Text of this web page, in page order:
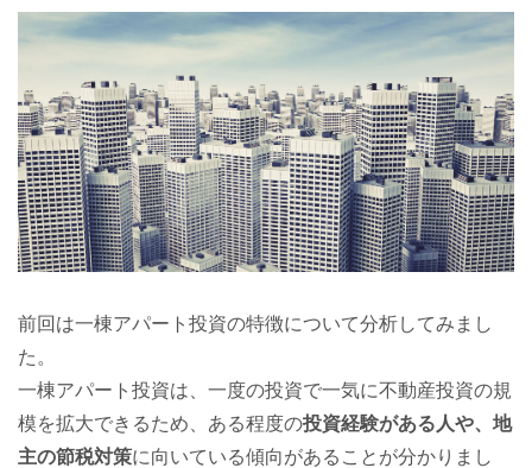
前回は一棟アパート投資の特徴について分析してみまし
た。
一棟アパート投資は、一度の投資で一気に不動産投資の規
模を拡大できるため、ある程度の投資経験がある人や、地
主の節税対策に向いている傾向があることが分かりまし